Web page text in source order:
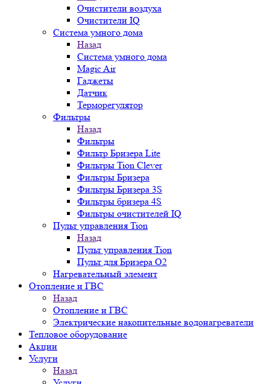
Очистители воздуха
Очистители IQ
Система умного дома
Назад
Система умного дома
Magic Air
Гаджеты
Датчик
Терморегулятор
Фильтры
Назад
Фильтры
Фильтр Бризера Lite
Фильтры Tion Clever
Фильтры Бризера
Фильтры Бризера 3S
Фильтры бризера 4S
Фильтры очистителей IQ
Пульт управления Tion
Назад
Пульт управления Tion
Пульт для Бризера O2
Нагревательный элемент
Отопление и ГВС
Назад
Отопление и ГВС
Электрические накопительные водонагреватели
Тепловое оборудование
Акции
Услуги
Назад